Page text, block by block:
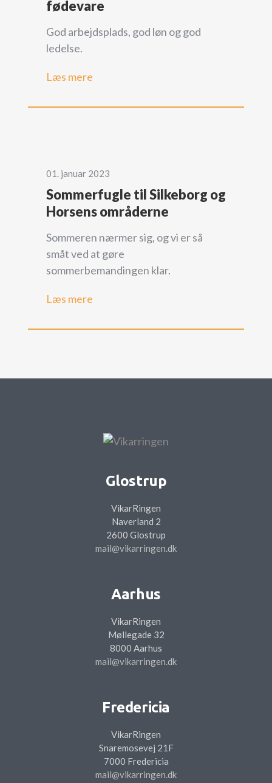
fødevare
God arbejdsplads, god løn og god
ledelse.
Læs mere
01. januar 2023
Sommerfugle til Silkeborg og
Horsens områderne
Sommeren nærmer sig, og vi er så
småt ved at gøre
sommerbemandingen klar.
Læs mere
Glostrup
VikarRingen
Naverland 2
2600 Glostrup
mail@vikarringen.dk
Aarhus
VikarRingen
Møllegade 32
8000 Aarhus
mail@vikarringen.dk
Fredericia
VikarRingen
Snaremosevej 21F
7000 Fredericia
mail@vikarringen.dk